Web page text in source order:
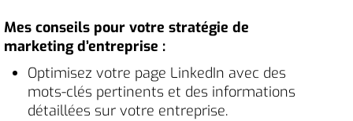
Mes conseils pour votre stratégie de
marketing d’entreprise :
Optimisez votre page LinkedIn avec des
mots-clés pertinents et des informations
détaillées sur votre entreprise.